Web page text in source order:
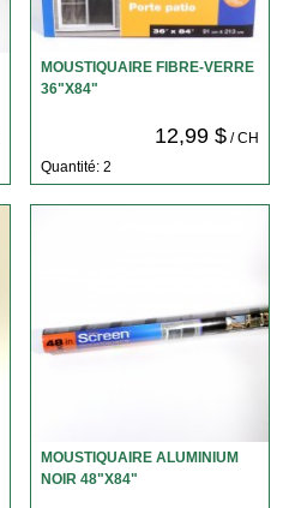
MOUSTIQUAIRE FIBRE-VERRE
36"X84"
12,99 $/ CH
Quantité: 2
MOUSTIQUAIRE ALUMINIUM
NOIR 48"X84"